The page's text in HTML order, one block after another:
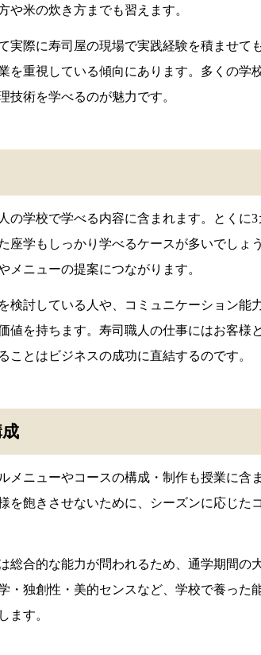
や米の炊き方までも習えます。
実際に寿司屋の現場で実践経験を積ませて
を重視している傾向にあります。多くの学
技術を学べるのが魅力です。
の学校で学べる内容に含まれます。とくに
座学もしっかり学べるケースが多いでしょ
メニューの提案につながります。
検討している人や、コミュニケーション能
値を持ちます。寿司職人の仕事にはお客様
ことはビジネスの成功に直結するのです。
メニューやコースの構成・制作も授業に含
を飽きさせないために、シーズンに応じた
総合的な能力が問われるため、通学期間の
・独創性・美的センスなど、学校で養った
ます。